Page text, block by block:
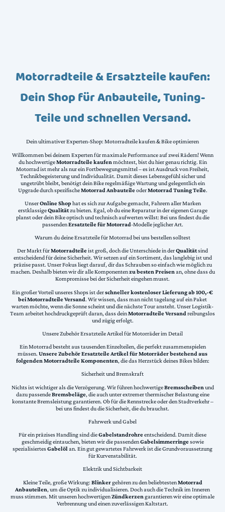
Motorradteile & Ersatzteile kaufen:
Dein Shop für Anbauteile, Tuning-
Teile und schnellen Versand.
Dein ultimativer Experten-Shop: Motorradteile kaufen & Bike optimieren
Willkommen bei deinem Experten für maximale Performance auf zwei Rädern! Wenn
du hochwertigeMotorradteile kaufen möchtest, bist du hier genau richtig. Ein
Motorrad ist mehr als nur ein Fortbewegungsmittel – es ist Ausdruck von Freiheit,
Technikbegeisterung und Individualität. Damit dieses Lebensgefühl sicher und
ungetrübt bleibt, benötigt dein Bike regelmäßige Wartung und gelegentlich ein
Upgrade durch spezifischeMotorrad AnbauteileoderMotorrad Tuning Teile.
UnserOnline Shophat es sich zur Aufgabe gemacht, Fahrern aller Marken
erstklassigeQualitätzu bieten. Egal, ob du eine Reparatur in der eigenen Garage
planst oder dein Bike optisch und technisch aufwerten willst: Bei uns findest du die
passendenErsatzteile für Motorrad-Modelle jeglicher Art.
Warum du deine Ersatzteile für Motorrad bei uns bestellen solltest
Der Markt fürMotorradteileist groß, doch die Unterschiede in derQualitätsind
entscheidend für deine Sicherheit. Wir setzen auf ein Sortiment, das langlebig ist und
präzise passt. Unser Fokus liegt darauf, dir das Schrauben so einfach wie möglich zu
machen. Deshalb bieten wir dir alle Komponentenzu besten Preisenan, ohne dass du
Kompromisse bei der Sicherheit eingehen musst.
Ein großer Vorteil unseres Shops ist derschneller kostenloser Lieferung ab 100,-€
bei Motorradteile Versand. Wir wissen, dass man nicht tagelang auf ein Paket
warten möchte, wenn die Sonne scheint und die nächste Tour ansteht. Unser Logistik-
Team arbeitet hochdruckgeprüft daran, dass deinMotorradteile Versand reibungslos
und zügig erfolgt.
Unsere Zubehör Ersatzteile Artikel für Motorräder im Detail
Ein Motorrad besteht aus tausenden Einzelteilen, die perfekt zusammenspielen
müssen. Unsere Zubehör Ersatzteile Artikel für Motorräder bestehend aus
folgenden Motorradteile Komponenten, die das Herzstück deines Bikes bilden:
Sicherheit und Bremskraft
Nichts ist wichtiger als die Verzögerung. Wir führen hochwertigeBremsscheiben und
dazu passendeBremsbeläge, die auch unter extremer thermischer Belastung eine
konstante Bremsleistung garantieren. Ob für die Rennstrecke oder den Stadtverkehr –
bei uns findest du die Sicherheit, die du brauchst.
Fahrwerk und Gabel
Für ein präzises Handling sind dieGabelstandrohreentscheidend. Damit diese
geschmeidig eintauchen, bieten wir die passendenGabelsimmerringesowie
spezialisiertesGabelölan. Ein gut gewartetes Fahrwerk ist die Grundvoraussetzung
für Kurvenstabilität.
Elektrik und Sichtbarkeit
Kleine Teile, große Wirkung: Blinkergehören zu den beliebtestenMotorrad
Anbauteilen, um die Optik zu individualisieren. Doch auch die Technik im Inneren
muss stimmen. Mit unseren hochwertigenZündkerzen garantieren wir eine optimale
Verbrennung und einen zuverlässigen Kaltstart.